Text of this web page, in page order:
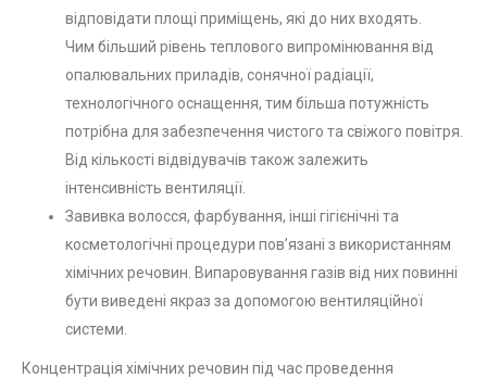
відповідати площі приміщень, які до них входять.
Чим більший рівень теплового випромінювання від
опалювальних приладів, сонячної радіації,
технологічного оснащення, тим більша потужність
потрібна для забезпечення чистого та свіжого повітря.
Від кількості відвідувачів також залежить
інтенсивність вентиляції.
Завивка волосся, фарбування, інші гігієнічні та
косметологічні процедури пов’язані з використанням
хімічних речовин. Випаровування газів від них повинні
бути виведені якраз за допомогою вентиляційної
системи.
Концентрація хімічних речовин під час проведення